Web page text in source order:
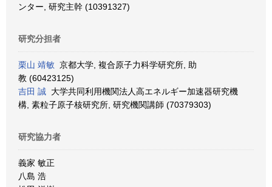
ンター, 研究主幹 (10391327)
研究分担者
栗山 靖敏 京都大学, 複合原子力科学研究所, 助
教 (60423125)
吉田 誠 大学共同利用機関法人高エネルギー加速器研究機
構, 素粒子原子核研究所, 研究機関講師 (70379303)
研究協力者
義家 敏正
八島 浩